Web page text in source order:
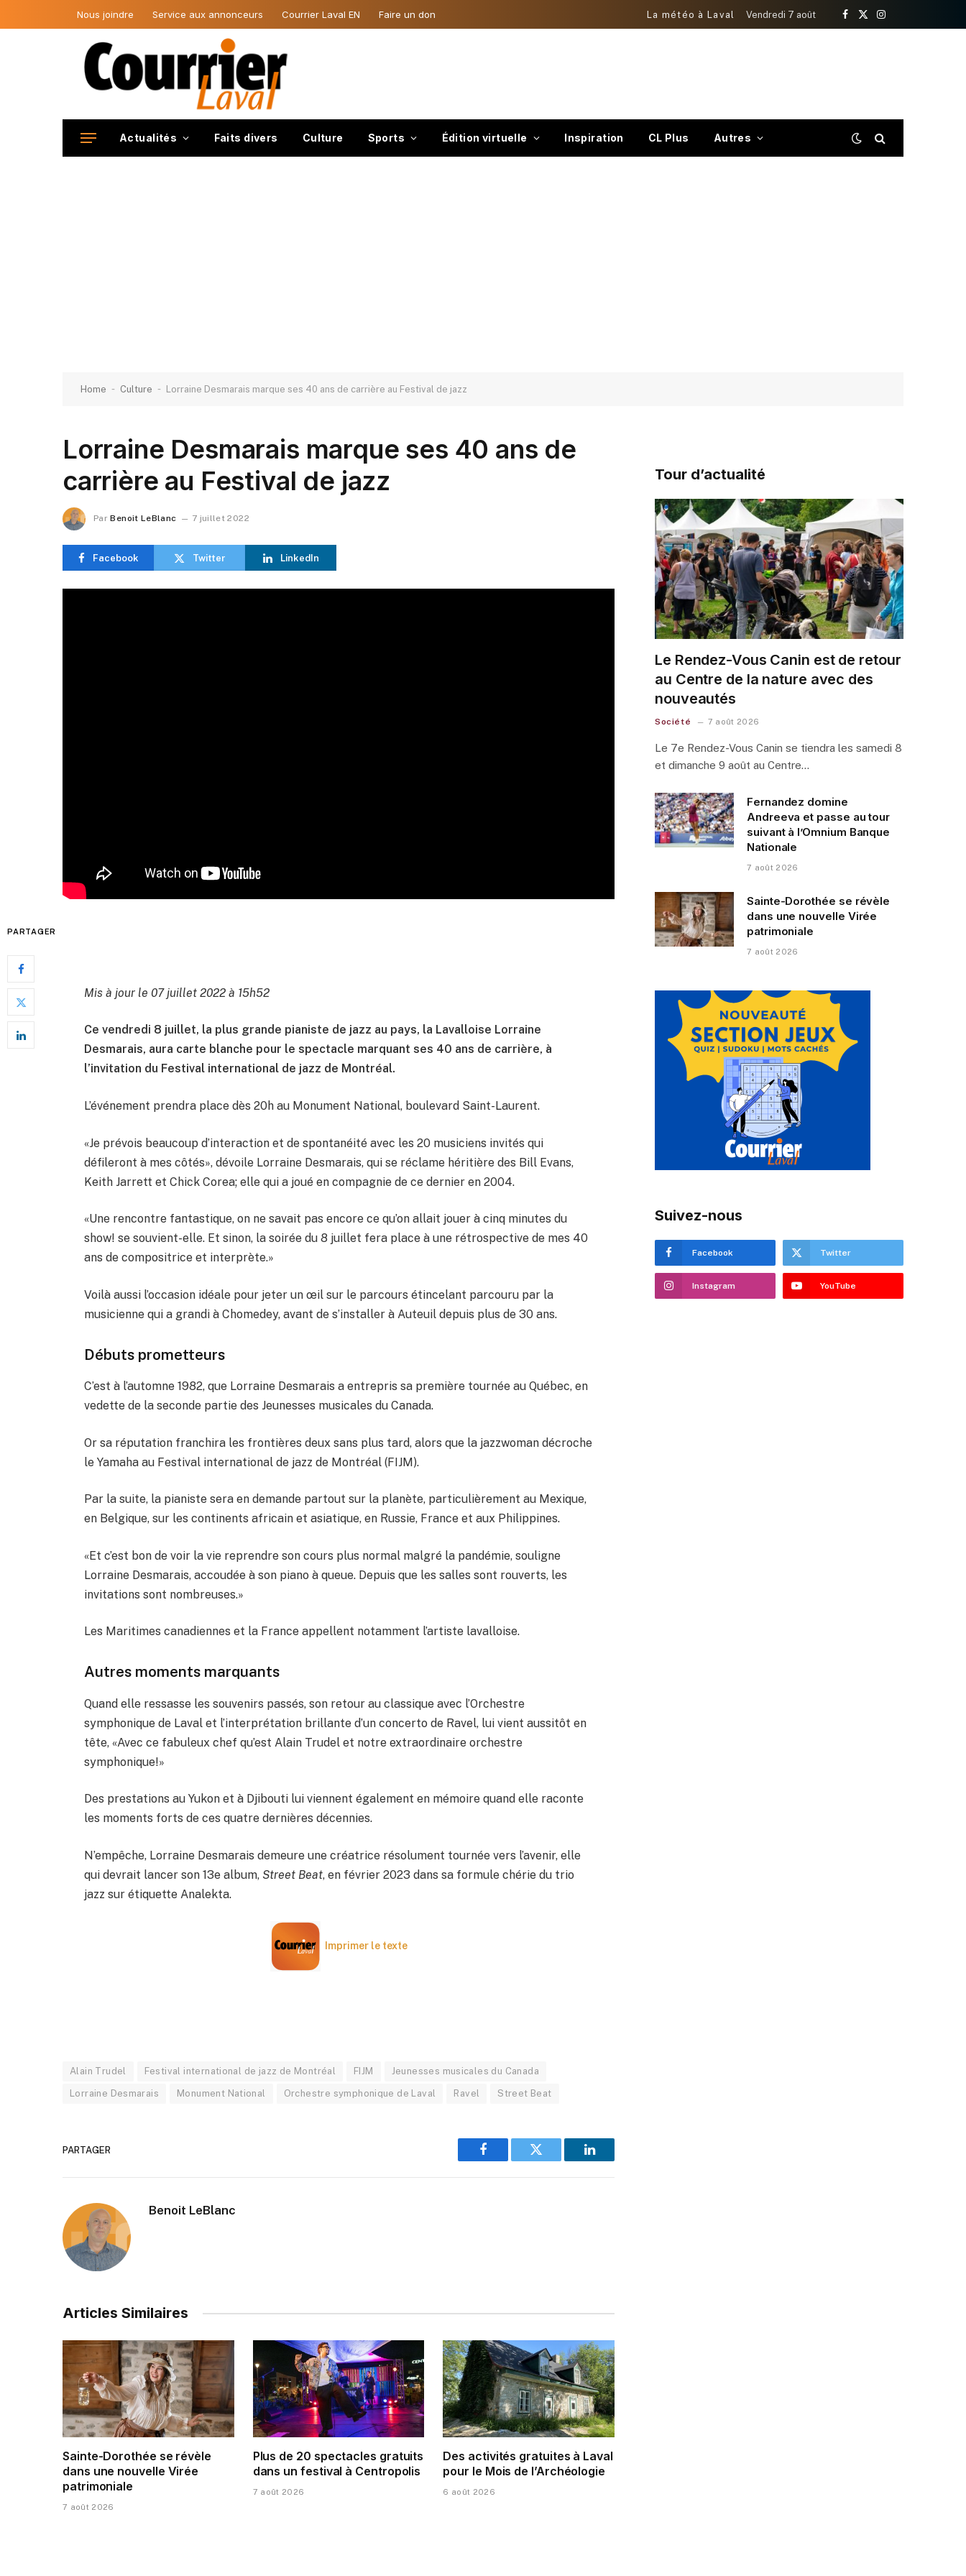
Nous joindre Service aux annonceurs Courrier Laval EN Faire un don La météo à Laval Vendredi 7 août
Facebook
X
Instagram
Actualités Faits divers Culture Sports Édition virtuelle Inspiration CL Plus Autres
Home - Culture - Lorraine Desmarais marque ses 40 ans de carrière au Festival de jazz
Lorraine Desmarais marque ses 40 ans de
carrière au Festival de jazz
Par Benoit LeBlanc 7 juillet 2022
Facebook Twitter LinkedIn
PARTAGER
Mis à jour le 07 juillet 2022 à 15h52
Ce vendredi 8 juillet, la plus grande pianiste de jazz au pays, la Lavalloise Lorraine
Desmarais, aura carte blanche pour le spectacle marquant ses 40 ans de carrière, à
l’invitation du Festival international de jazz de Montréal.
L’événement prendra place dès 20h au Monument National, boulevard Saint-Laurent.
«Je prévois beaucoup d’interaction et de spontanéité avec les 20 musiciens invités qui
défileront à mes côtés», dévoile Lorraine Desmarais, qui se réclame héritière des Bill Evans,
Keith Jarrett et Chick Corea; elle qui a joué en compagnie de ce dernier en 2004.
«Une rencontre fantastique, on ne savait pas encore ce qu’on allait jouer à cinq minutes du
show! se souvient-elle. Et sinon, la soirée du 8 juillet fera place à une rétrospective de mes 40
ans de compositrice et interprète.»
Voilà aussi l’occasion idéale pour jeter un œil sur le parcours étincelant parcouru par la
musicienne qui a grandi à Chomedey, avant de s’installer à Auteuil depuis plus de 30 ans.
Débuts prometteurs
C’est à l’automne 1982, que Lorraine Desmarais a entrepris sa première tournée au Québec, en
vedette de la seconde partie des Jeunesses musicales du Canada.
Or sa réputation franchira les frontières deux sans plus tard, alors que la jazzwoman décroche
le Yamaha au Festival international de jazz de Montréal (FIJM).
Par la suite, la pianiste sera en demande partout sur la planète, particulièrement au Mexique,
en Belgique, sur les continents africain et asiatique, en Russie, France et aux Philippines.
«Et c’est bon de voir la vie reprendre son cours plus normal malgré la pandémie, souligne
Lorraine Desmarais, accoudée à son piano à queue. Depuis que les salles sont rouverts, les
invitations sont nombreuses.»
Les Maritimes canadiennes et la France appellent notamment l’artiste lavalloise.
Autres moments marquants
Quand elle ressasse les souvenirs passés, son retour au classique avec l’Orchestre
symphonique de Laval et l’interprétation brillante d’un concerto de Ravel, lui vient aussitôt en
tête, «Avec ce fabuleux chef qu’est Alain Trudel et notre extraordinaire orchestre
symphonique!»
Des prestations au Yukon et à Djibouti lui viennent également en mémoire quand elle raconte
les moments forts de ces quatre dernières décennies.
N’empêche, Lorraine Desmarais demeure une créatrice résolument tournée vers l’avenir, elle
qui devrait lancer son 13e album, Street Beat, en février 2023 dans sa formule chérie du trio
jazz sur étiquette Analekta.
Imprimer le texte
Alain Trudel Festival international de jazz de Montréal FIJM Jeunesses musicales du Canada
Lorraine Desmarais Monument National Orchestre symphonique de Laval Ravel Street Beat
PARTAGER
Facebook Twitter LinkedIn
Benoit LeBlanc
Articles Similaires
Sainte-Dorothée se révèle
dans une nouvelle Virée
patrimoniale
7 août 2026
Plus de 20 spectacles gratuits
dans un festival à Centropolis
7 août 2026
Des activités gratuites à Laval
pour le Mois de l’Archéologie
6 août 2026
Tour d’actualité
Le Rendez-Vous Canin est de retour
au Centre de la nature avec des
nouveautés
Société 7 août 2026
Le 7e Rendez-Vous Canin se tiendra les samedi 8
et dimanche 9 août au Centre…
Fernandez domine
Andreeva et passe au tour
suivant à l’Omnium Banque
Nationale
7 août 2026
Sainte-Dorothée se révèle
dans une nouvelle Virée
patrimoniale
7 août 2026
Suivez-nous
Facebook Twitter
Instagram YouTube